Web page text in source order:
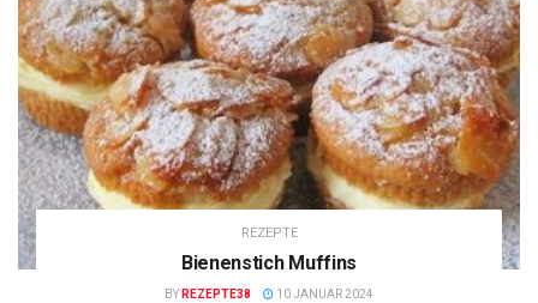
REZEPTE
Bienenstich Muffins
BY REZEPTE38 10 JANUAR 2024